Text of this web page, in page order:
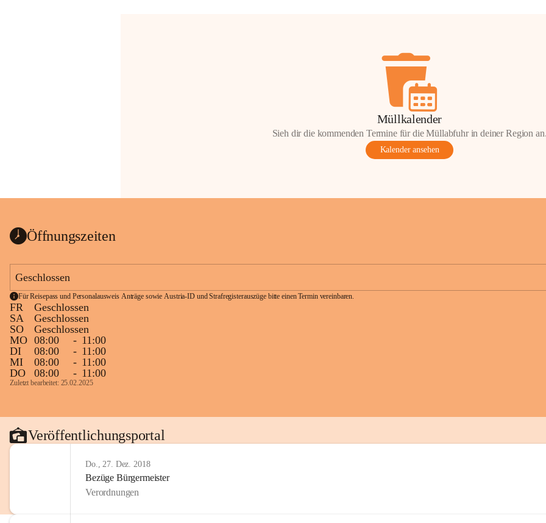
Müllkalender
Sieh dir die kommenden Termine für die Müllabfuhr in deiner Region
Kalender ansehen
Öffnungszeiten
Geschlossen
Für Reisepass und Personalausweis Anträge sowie Austria-ID und Strafregisterauszüge bitte einen Termin vereinbaren.
FR
Geschlossen
SA
Geschlossen
SO
Geschlossen
MO 08:00 - 11:00
DI
08:00 - 11:00
MI
08:00 - 11:00
DO
08:00 - 11:00
Zuletzt bearbeitet: 25.02.2025
Veröffentlichungsportal
Do., 27. Dez. 2018
Bezüge Bürgermeister
Verordnungen